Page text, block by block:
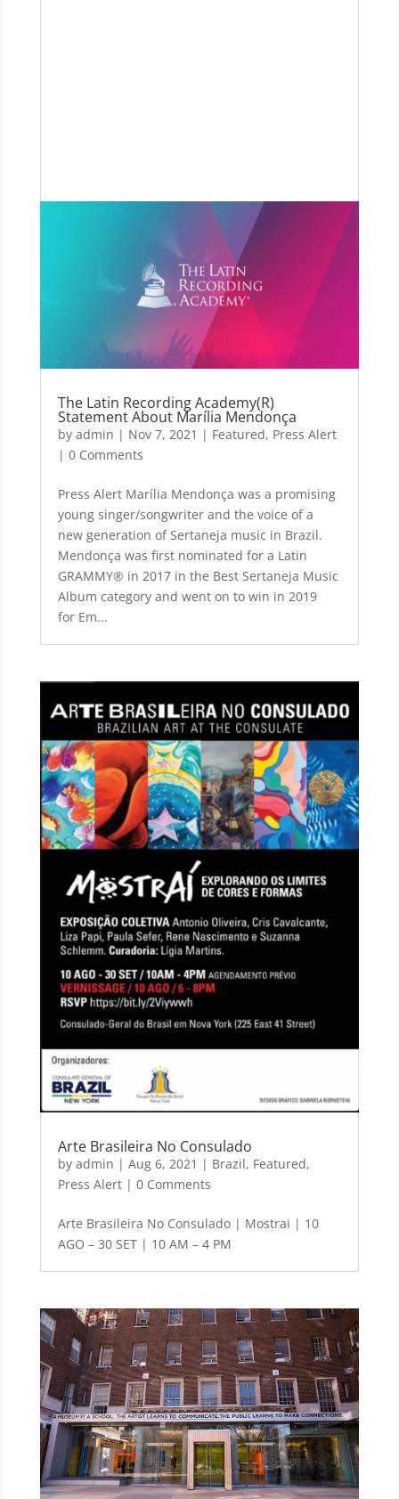
The Latin Recording Academy(R)
Statement About Marília Mendonça
by admin | Nov 7, 2021 | Featured, Press Alert
| 0 Comments
Press Alert Marília Mendonça was a promising
young singer/songwriter and the voice of a
new generation of Sertaneja music in Brazil.
Mendonça was first nominated for a Latin
GRAMMY® in 2017 in the Best Sertaneja Music
Album category and went on to win in 2019
for Em...
Arte Brasileira No Consulado
by admin | Aug 6, 2021 | Brazil, Featured,
Press Alert| 0 Comments
Arte Brasileira No Consulado | Mostrai | 10
AGO – 30 SET | 10 AM – 4 PM